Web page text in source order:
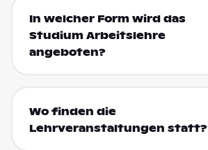
In welcher Form wird das
Studium Arbeitslehre
angeboten?
Wo finden die
Lehrveranstaltungen statt?